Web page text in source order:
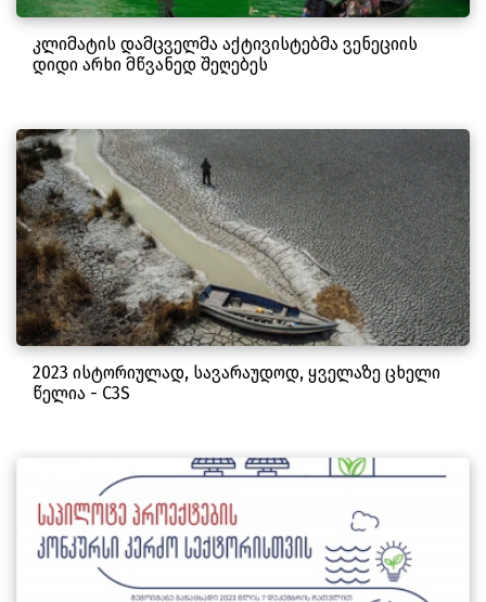
კლიმატის დამცველმა აქტივისტებმა ვენეციის
დიდი არხი მწვანედ შეღებეს
2023 ისტორიულად, სავარაუდოდ, ყველაზე ცხელი
წელია - C3S